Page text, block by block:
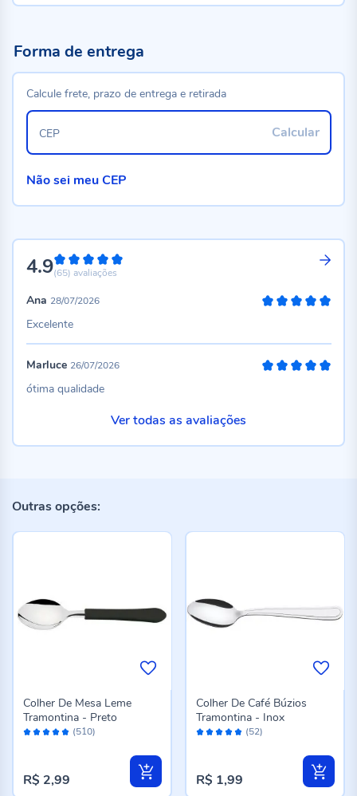
4.998%
(65) avaliações
Ana 28/07/2026
Excelente
Marluce 26/07/2026
ótima qualidade
Ver todas as avaliações
Forma de entrega
Calcule frete, prazo de entrega e retirada
Calcular
CEP
Não sei meu CEP
Outras opções:
Avaliação: (510)
Colher De Mesa Leme
Tramontina - Preto
R$ 2,99
Avaliação: (52)
Colher De Café Búzios
Tramontina - Inox
R$ 1,99